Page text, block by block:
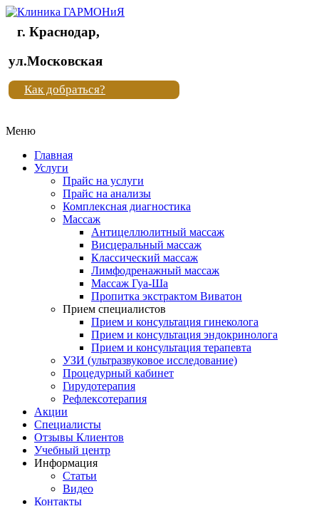
Клиника
"Новая
жизнь"
Клиника
жизнь"
г. Краснодар,
ул.Московская
Как добраться?
Меню
Главная
Услуги
Прайс на услуги
Прайс на анализы
Комплексная диагностика
Массаж
Антицеллюлитный массаж
Висцеральный массаж
Классический массаж
Лимфодренажный массаж
Массаж Гуа-Ша
Пропитка экстрактом Виватон
Прием специалистов
Прием и консультация гинеколога
Прием и консультация эндокринолога
Прием и консультация терапевта
УЗИ (ультразвуковое исследование)
Процедурный кабинет
Гирудотерапия
Рефлексотерапия
Акции
Специалисты
Отзывы Клиентов
Учебный центр
Информация
Статьи
Видео
Контакты